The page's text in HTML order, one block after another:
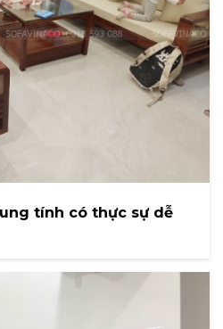
tính có thực sự dễ